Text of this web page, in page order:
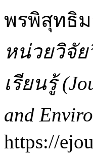
พรพิสุทธิม
หน่วยวิจั
เรียนรู้
and
https://